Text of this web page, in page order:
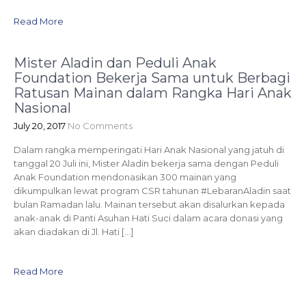
Read More
Mister Aladin dan Peduli Anak
Foundation Bekerja Sama untuk Berbagi
Ratusan Mainan dalam Rangka Hari Anak
Nasional
July 20, 2017 No Comments
Dalam rangka memperingati Hari Anak Nasional yang jatuh di
tanggal 20 Juli ini, Mister Aladin bekerja sama dengan Peduli
Anak Foundation mendonasikan 300 mainan yang
dikumpulkan lewat program CSR tahunan #LebaranAladin saat
bulan Ramadan lalu. Mainan tersebut akan disalurkan kepada
anak-anak di Panti Asuhan Hati Suci dalam acara donasi yang
akan diadakan di Jl. Hati […]
Read More